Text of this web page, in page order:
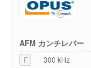
AFM カンチレバー
F
300 kHz